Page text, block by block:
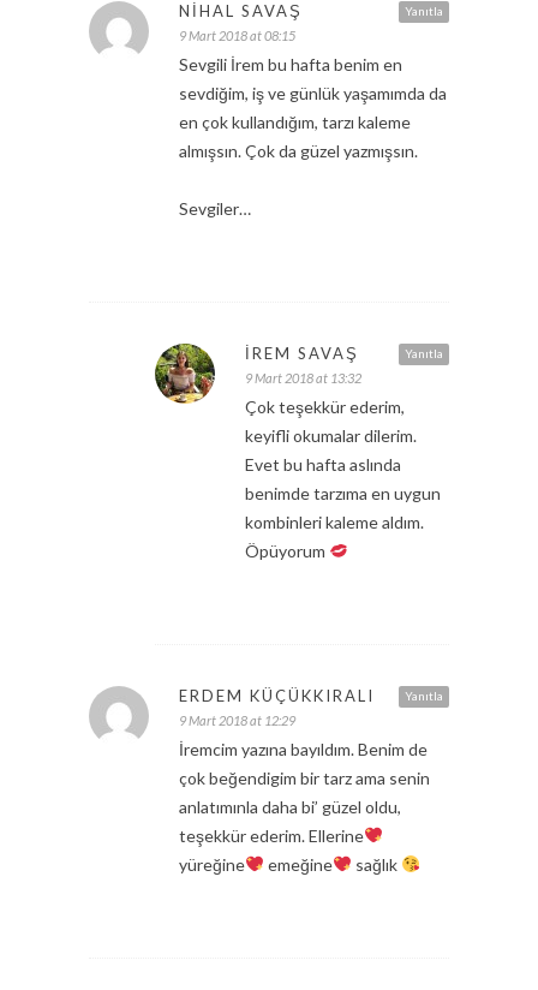
Yanıtla
NIHAL SAVAŞ
9 Mart 2018 at 08:15
Sevgili İrem bu hafta benim en
sevdiğim, iş ve günlük yaşamımda da
en çok kullandığım, tarzı kaleme
almışsın. Çok da güzel yazmışsın.
Sevgiler…
Yanıtla
İREM SAVAŞ
9 Mart 2018 at 13:32
Çok teşekkür ederim,
keyifli okumalar dilerim.
Evet bu hafta aslında
benimde tarzıma en uygun
kombinleri kaleme aldım.
Öpüyorum
Yanıtla
ERDEM KÜÇÜKKIRALI
9 Mart 2018 at 12:29
İremcim yazına bayıldım. Benim de
çok beğendigim bir tarz ama senin
anlatımınla daha bi’ güzel oldu,
teşekkür ederim. Ellerine
yüreğine
emeğine sağlık